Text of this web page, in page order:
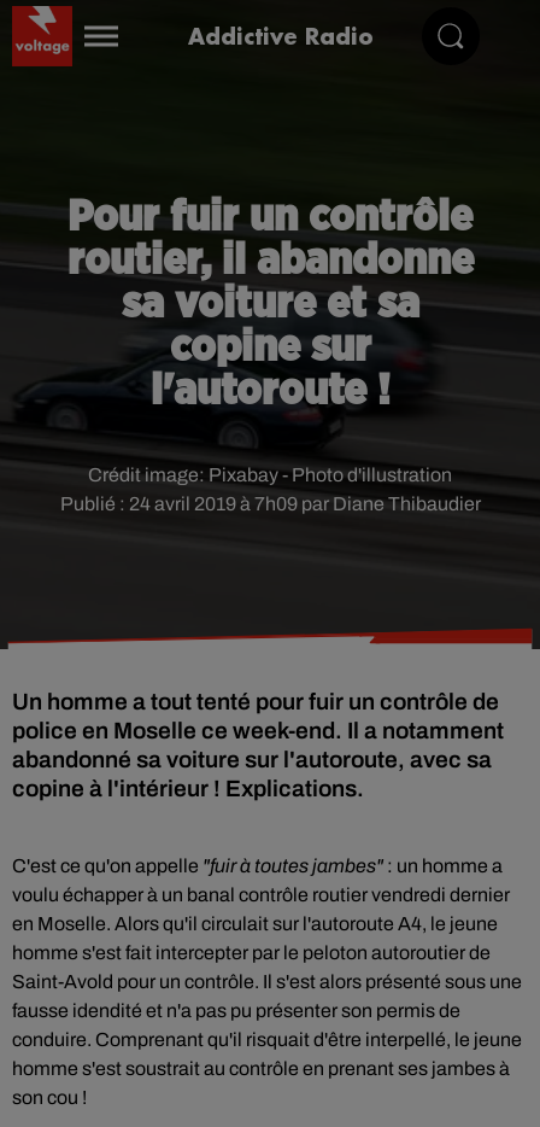
Addictive Radio
Pour fuir un contrôle
routier, il abandonne
sa voiture et sa
copine sur
l'autoroute !
Publié : 24 avril 2019 à 7h09 par Diane Thibaudier
Crédit image: Pixabay - Photo d'illustration
Un homme a tout tenté pour fuir un contrôle de
police en Moselle ce week-end. Il a notamment
abandonné sa voiture sur l'autoroute, avec sa
copine à l'intérieur ! Explications.
C'est ce qu'on appelle "fuir à toutes jambes" : un homme a
voulu échapper à un banal contrôle routier vendredi dernier
en Moselle. Alors qu'il circulait sur l'autoroute A4, le jeune
homme s'est fait intercepter par le peloton autoroutier de
Saint-Avold pour un contrôle. Il s'est alors présenté sous une
fausse idendité et n'a pas pu présenter son permis de
conduire. Comprenant qu'il risquait d'être interpellé, le jeune
homme s'est soustrait au contrôle en prenant ses jambes à
son cou !